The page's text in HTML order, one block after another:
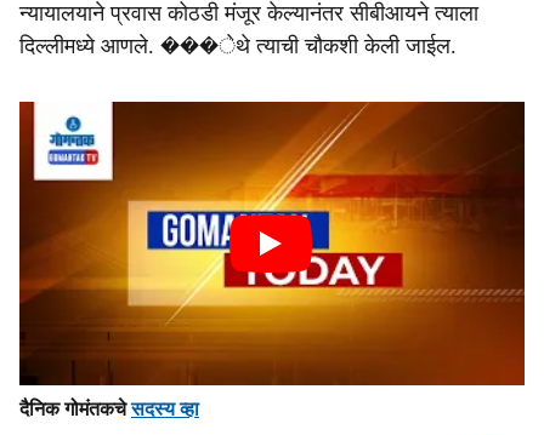
न्यायालयाने प्रवास कोठडी मंजूर केल्यानंतर सीबीआयने त्याला
दिल्लीमध्ये आणले. ���ेथे त्याची चौकशी केली जाईल.
दैनिक गोमंतकचेसदस्य व्हा